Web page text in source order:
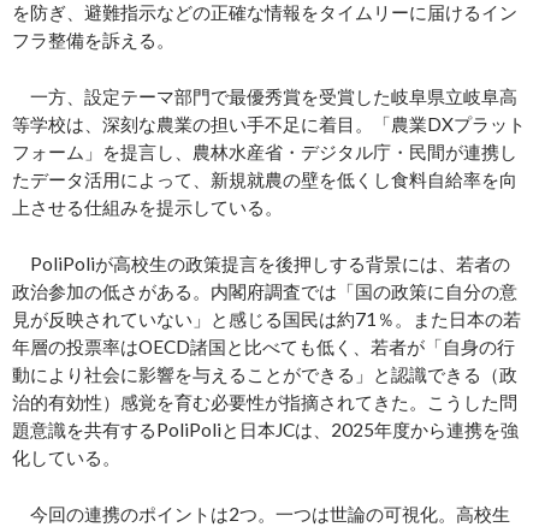
を防ぎ、避難指示などの正確な情報をタイムリーに届けるイン
フラ整備を訴える。
一方、設定テーマ部門で最優秀賞を受賞した岐阜県立岐阜高
等学校は、深刻な農業の担い手不足に着目。「農業DXプラット
フォーム」を提言し、農林水産省・デジタル庁・民間が連携し
たデータ活用によって、新規就農の壁を低くし食料自給率を向
上させる仕組みを提示している。
PoliPoliが高校生の政策提言を後押しする背景には、若者の
政治参加の低さがある。内閣府調査では「国の政策に自分の意
見が反映されていない」と感じる国民は約71％。また日本の若
年層の投票率はOECD諸国と比べても低く、若者が「自身の行
動により社会に影響を与えることができる」と認識できる（政
治的有効性）感覚を育む必要性が指摘されてきた。こうした問
題意識を共有するPoliPoliと日本JCは、2025年度から連携を強
化している。
今回の連携のポイントは2つ。一つは世論の可視化。高校生